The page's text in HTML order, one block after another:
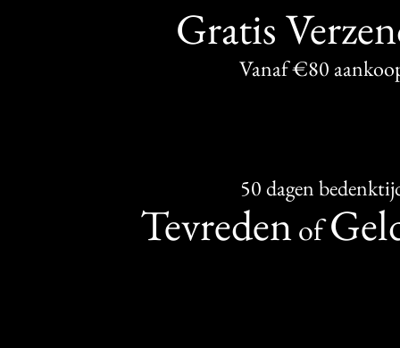
Gratis
Vanaf €80
50 dagen
Tevredenof